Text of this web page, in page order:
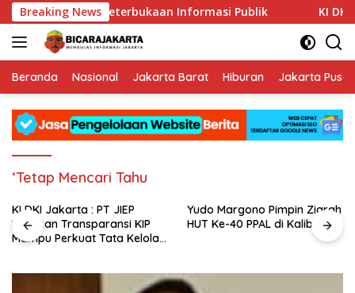
Langsung
ke
konten
Breaking News
Budaya Keterbukaan Informasi Publik KI DKI
Beranda Nasional Jakarta Barat Hiburan Jakarta Pusat
‘Tetap Mencari Tahu
KI DKI Jakarta : PT JIEP
Buktikan Transparansi KIP
Mampu Perkuat Tata Kelola
Yudo Margono Pimpin Ziarah
HUT Ke-40 PPAL di Kalibata